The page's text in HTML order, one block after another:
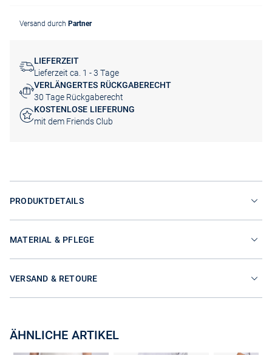
Versand durch Partner
LIEFERZEIT
Lieferzeit ca. 1 - 3 Tage
VERLÄNGERTES RÜCKGABERECHT
30 Tage Rückgaberecht
KOSTENLOSE LIEFERUNG
mit dem Friends Club
PRODUKTDETAILS
MATERIAL & PFLEGE
VERSAND & RETOURE
ÄHNLICHE ARTIKEL